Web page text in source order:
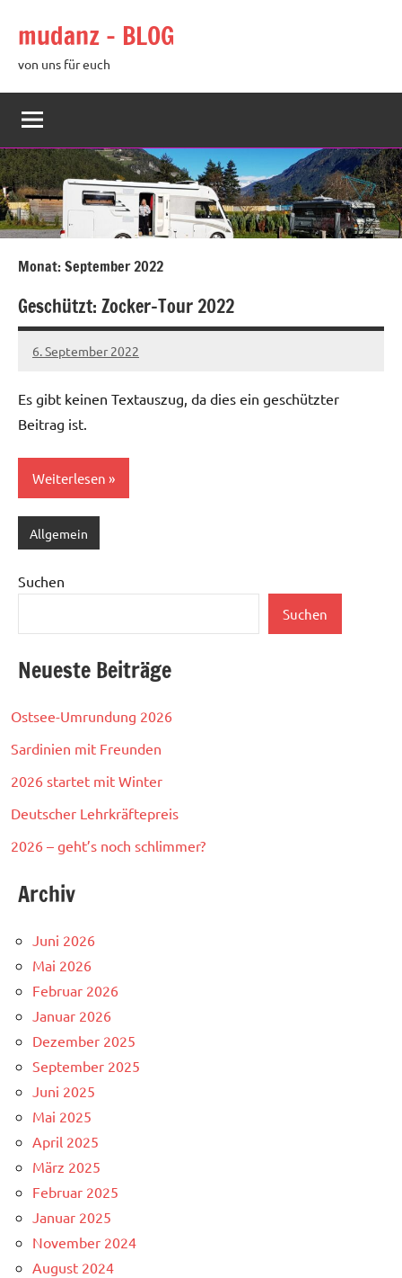
Inhalt
springen
mudanz – BLOG
von uns für euch
Monat:September 2022
Geschützt: Zocker-Tour 2022
6. September 2022
MUD
Um
Kommentare
zu
dein
Passwort
Es gibt keinen Textauszug, da dies ein geschützter
Beitrag ist.
Weiterlesen
Allgemein
Suchen
Suchen
Neueste Beiträge
Ostsee-Umrundung 2026
Sardinien mit Freunden
2026 startet mit Winter
Deutscher Lehrkräftepreis
2026 – geht’s noch schlimmer?
Archiv
Juni 2026
Mai 2026
Februar 2026
Januar 2026
Dezember 2025
September 2025
Juni 2025
Mai 2025
April 2025
März 2025
Februar 2025
Januar 2025
November 2024
August 2024